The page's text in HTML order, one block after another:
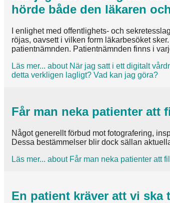
hörde både den läkaren
I enlighet med offentlighets- och
röjas, oavsett i vilken form läkarbesöket
patientnämnden. Patientnämnden finns i
Läs mer... about När jag satt i ett digitalt
detta verkligen lagligt? Vad kan jag göra?
Får man neka patienter att
Något generellt förbud mot fotografering,
Dessa bestämmelser blir dock sällan
Läs mer... about Får man neka patienter att
En patient kräver att vi